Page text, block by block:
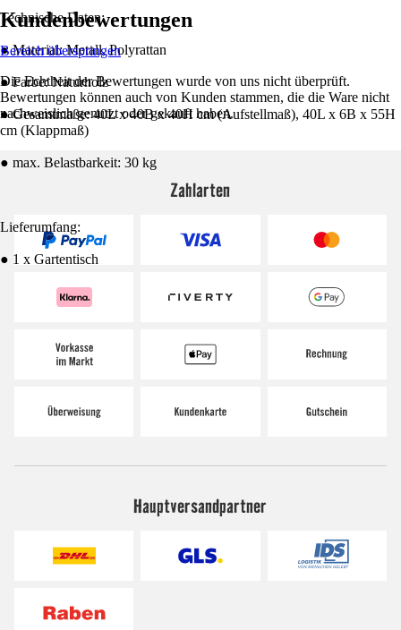
Technische Daten:
● Material: Metall, Polyrattan
● Farbe: Naturholz
● Gesamtmaße: 40L x 40B x 40H cm (Aufstellmaß), 40L x 6B x 55H
cm (Klappmaß)
● max. Belastbarkeit: 30 kg
Lieferumfang:
● 1 x Gartentisch
Kundenbewertungen
Bereich überspringen
Die Echtheit der Bewertungen wurde von uns nicht überprüft.
Bewertungen können auch von Kunden stammen, die die Ware nicht
nachweislich genutzt oder gekauft haben.
Zahlarten
Hauptversandpartner